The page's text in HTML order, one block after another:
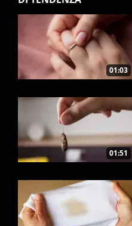
01:03
01:51